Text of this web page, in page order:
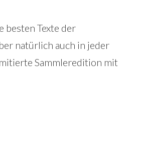
besten Texte der
natürlich auch in jeder
Sammleredition mit